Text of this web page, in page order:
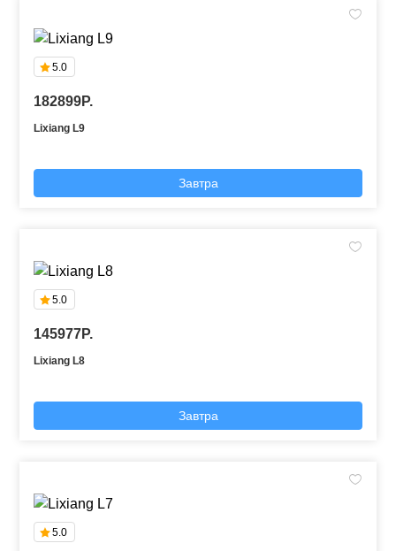
5.0
182899P.
Lixiang L9
Завтра
5.0
145977P.
Lixiang L8
Завтра
5.0